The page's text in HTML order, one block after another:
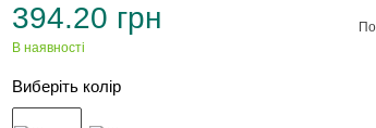
394.20 грн
В наявності
Виберіть колір